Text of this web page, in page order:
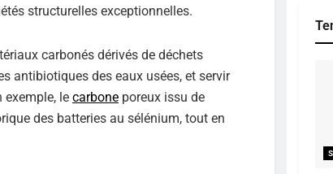
structurelles exceptionnelles.
carbonés dérivés de déchets
antibiotiques des eaux usées, et servir
exemple, le carbone poreux issu de
des batteries au sélénium, tout en